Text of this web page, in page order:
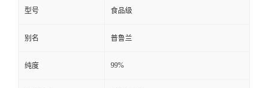
型号 食品级
别名 普鲁兰
纯度 99%